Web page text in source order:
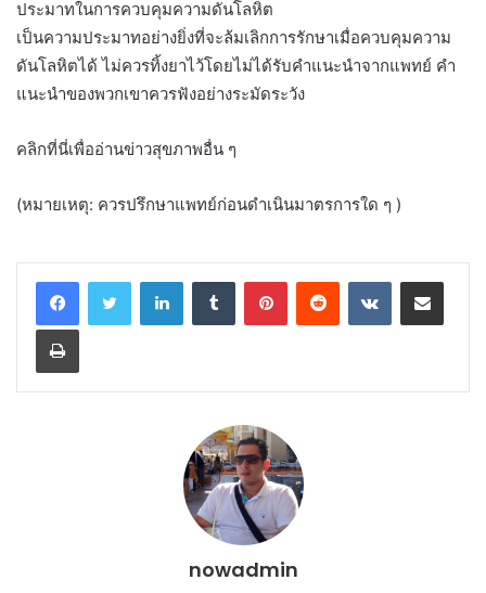
ประมาทในการควบคุมความดันโลหิต
เป็นความประมาทอย่างยิ่งที่จะล้มเลิกการรักษาเมื่อควบคุมความ
ดันโลหิตได้ ไม่ควรทิ้งยาไว้โดยไม่ได้รับคำแนะนำจากแพทย์ คำ
แนะนำของพวกเขาควรฟังอย่างระมัดระวัง
คลิกที่นี่เพื่ออ่านข่าวสุขภาพอื่น ๆ
(หมายเหตุ: ควรปรึกษาแพทย์ก่อนดำเนินมาตรการใด ๆ )
LinkedInTumblr PinterestReddit VKontakteShare via Email
Print
nowadmin